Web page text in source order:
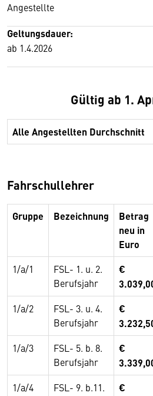
Angestellte
Geltungsdauer:
ab 1.4.2026
Gültig ab 1.
Alle Angestellten Durchschnitt
Fahrschullehrer
Gruppe Bezeichnung
Betrag
neu in
Euro
1/a/1
FSL- 1. u. 2.
Berufsjahr
€
1/a/2
FSL- 3. u. 4.
Berufsjahr
€
1/a/3
FSL- 5. b. 8.
Berufsjahr
€
1/a/4
FSL- 9. b.11.
€